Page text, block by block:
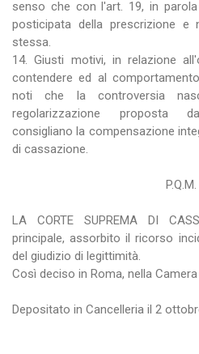
senso che con l'art. 19, in
posticipata della prescrizione e
stessa.
14. Giusti motivi, in relazione
contendere ed al
noti che la controversia
regolarizzazione proposta
consigliano la compensazione
di cassazione.
P.Q.M.
LA CORTE SUPREMA DI
principale, assorbito il ricorso
del giudizio di legittimità.
Così deciso in Roma, nella
Depositato in Cancelleria il 2